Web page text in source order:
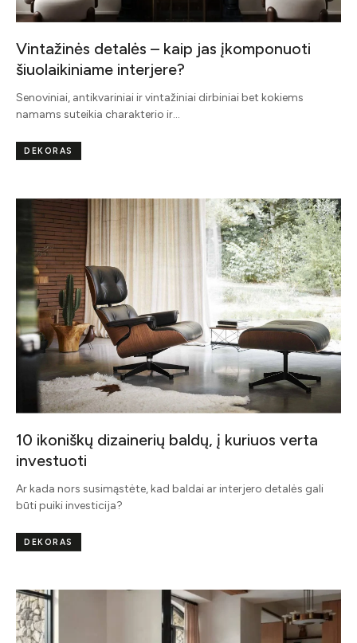
Vintažinės detalės – kaip jas įkomponuoti
šiuolaikiniame interjere?
Senoviniai, antikvariniai ir vintažiniai dirbiniai bet kokiems
namams suteikia charakterio ir…
DEKORAS
10 ikoniškų dizainerių baldų, į kuriuos verta
investuoti
Ar kada nors susimąstėte, kad baldai ar interjero detalės gali
būti puiki investicija?
DEKORAS